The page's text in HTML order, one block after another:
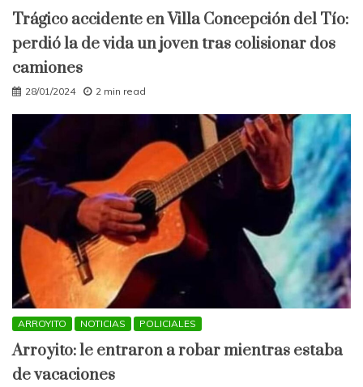
Trágico accidente en Villa Concepción del Tío:
perdió la de vida un joven tras colisionar dos
camiones
28/01/2024 2 min read
ARROYITO NOTICIAS POLICIALES
Arroyito: le entraron a robar mientras estaba
de vacaciones